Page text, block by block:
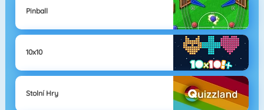
Pinball
10x10
Stolní Hry